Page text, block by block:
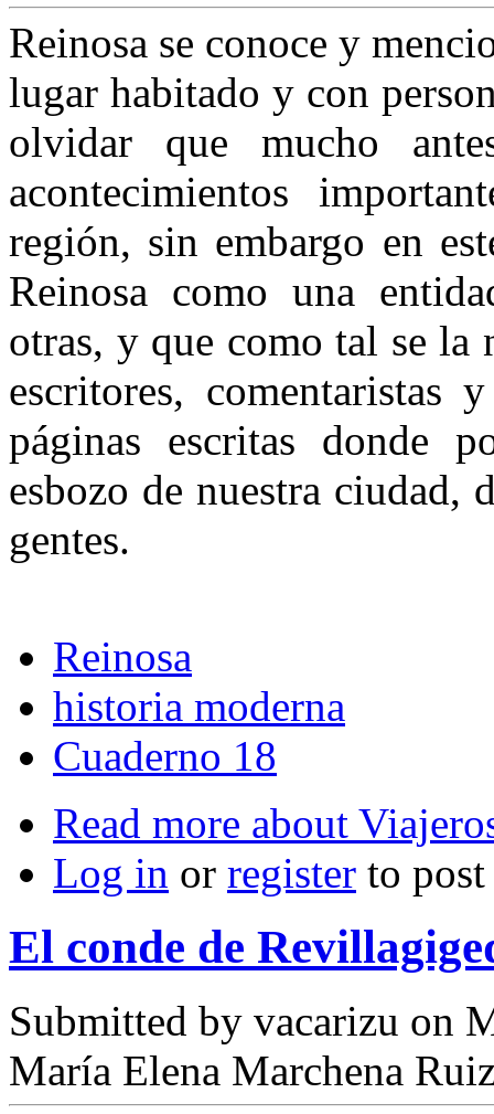
Reinosa se conoce y
lugar habitado y con
olvidar que mucho
acontecimientos
región, sin embargo en
Reinosa como una
otras, y que como tal se la
escritores, comentaristas
páginas escritas donde
esbozo de nuestra ciudad,
gentes.
Reinosa
historia moderna
Cuaderno 18
Read more about
Log in or register to
El conde de
Submitted by vacarizu on
María Elena Marchena